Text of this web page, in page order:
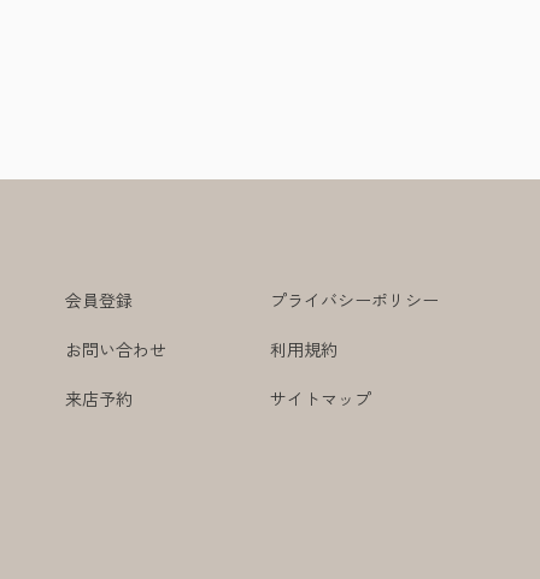
会員登録
お問い合わせ
来店予約
プライバシーポリシー
利用規約
サイトマップ